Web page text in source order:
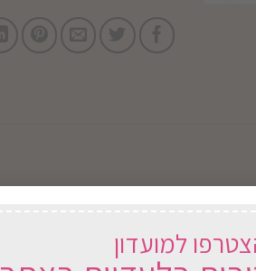
למועדון